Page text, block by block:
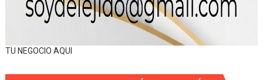
TU NEGOCIO AQUI